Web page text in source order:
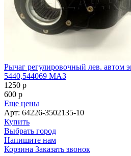
Рычаг регулировочный лев. автом
5440,544069 МАЗ
1250 p
600 p
Еще цены
Арт: 64226-3502135-10
Купить
Выбрать город
Напишите нам
Корзина Заказать звонок